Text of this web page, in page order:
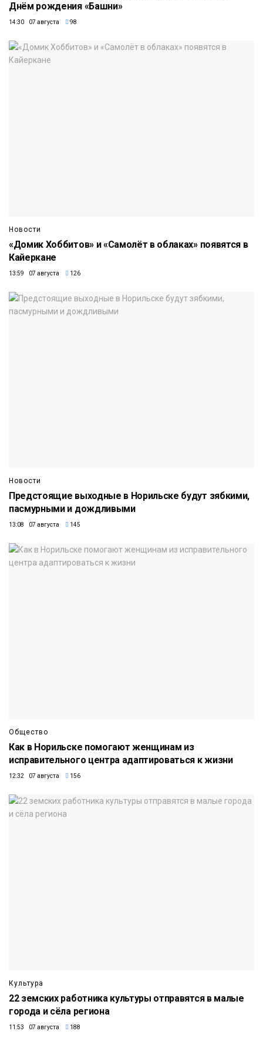
Днём рождения «Башни»
14:30 07 августа 98
Новости
«Домик Хоббитов» и «Самолёт в облаках» появятся в
Кайеркане
13:59 07 августа 126
Новости
Предстоящие выходные в Норильске будут зябкими,
пасмурными и дождливыми
13:08 07 августа 145
Общество
Как в Норильске помогают женщинам из
исправительного центра адаптироваться к жизни
12:32 07 августа 156
Культура
22 земских работника культуры отправятся в малые
города и сёла региона
11:53 07 августа 188